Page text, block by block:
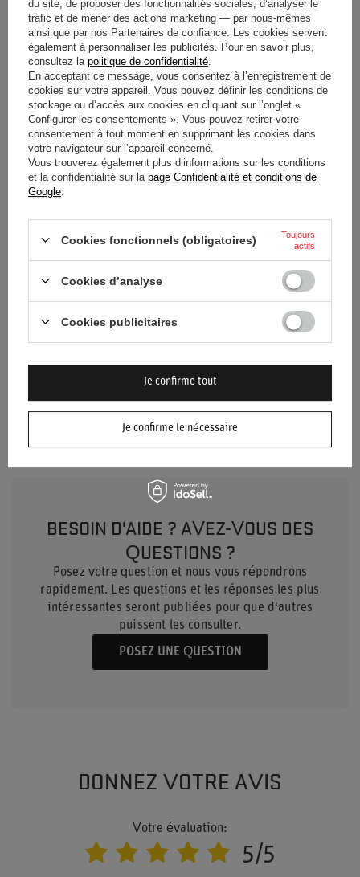
garantit une excellente longévité, même en cas d'utilisation
intensive en compétition.
État Nouveaux produits
Catégorie Sous-vêtements rallye
Couleur Noir
Genre
Matériel Viscose Aramide
Nylon (polyamide)
Élasthanne
BESOIN D'AIDE ? AVEZ-VOUS DES
QUESTIONS ?
Posez votre question et nous vous répondrons
rapidement. Les questions et les réponses les plus
intéressantes seront publiées pour que d'autres
puissent les consulter.
POSEZ UNE QUESTION
DONNEZ VOTRE AVIS
Votre évaluation:
5/5
du site, de proposer des fonctionnalités sociales, d’analyser le
trafic et de mener des actions marketing — par nous-mêmes
ainsi que par nos Partenaires de confiance. Les cookies servent
également à personnaliser les publicités. Pour en savoir plus,
consultez la politique de confidentialité
En acceptant ce message, vous consentez à l’enregistrement de
cookies sur votre appareil. Vous pouvez définir les conditions de
stockage ou d’accès aux cookies en cliquant sur l’onglet «
Configurer les consentements ». Vous pouvez retirer votre
consentement à tout moment en supprimant les cookies dans
votre navigateur sur l’appareil concerné.
Vous trouverez également plus d’informations sur les conditions
et la confidentialité sur la page Confidentialité et conditions de
Google
Cookies fonctionnels (obligatoires)
Toujours
actifs
Cookies d’analyse
Cookies publicitaires
Je confirme le nécessaire
Je confirme tout